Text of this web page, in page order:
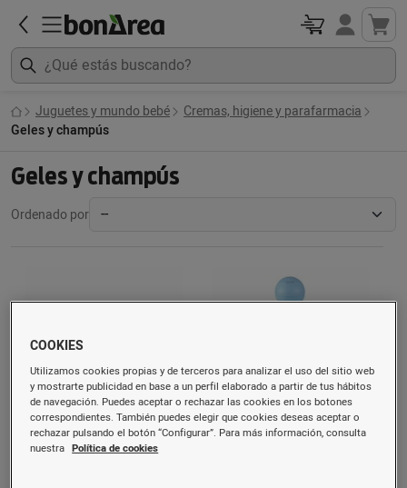
Juguetes y mundo bebé
Cremas, higiene y parafarmacia
Geles y champús
Geles y champús
Ordenado por
Avengers gel y champú
COOKIES
Utilizamos cookies propias y de terceros para analizar el uso del sitio web
y mostrarte publicidad en base a un perfil elaborado a partir de tus hábitos
de navegación. Puedes aceptar o rechazar las cookies en los botones
correspondientes. También puedes elegir que cookies deseas aceptar o
rechazar pulsando el botón “Configurar”. Para más información, consulta
nuestra Política de cookies